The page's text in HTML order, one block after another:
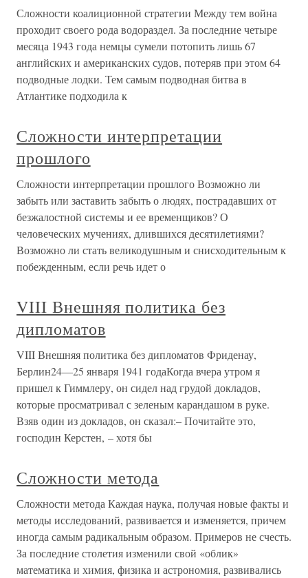
Сложности коалиционной стратегии Между тем война
проходит своего рода водораздел. За последние четыре
месяца 1943 года немцы сумели потопить лишь 67
английских и американских судов, потеряв при этом 64
подводные лодки. Тем самым подводная битва в
Атлантике подходила к
Сложности интерпретации
прошлого
Сложности интерпретации прошлого Возможно ли
забыть или заставить забыть о людях, пострадавших от
безжалостной системы и ее временщиков? О
человеческих мучениях, длившихся десятилетиями?
Возможно ли стать великодушным и снисходительным к
побежденным, если речь идет о
VIII Внешняя политика без
дипломатов
VIII Внешняя политика без дипломатов Фриденау,
Берлин24—25 января 1941 годаКогда вчера утром я
пришел к Гиммлеру, он сидел над грудой докладов,
которые просматривал с зеленым карандашом в руке.
Взяв один из докладов, он сказал:– Почитайте это,
господин Керстен, – хотя бы
Сложности метода
Сложности метода Каждая наука, получая новые факты и
методы исследований, развивается и изменяется, причем
иногда самым радикальным образом. Примеров не счесть.
За последние столетия изменили свой «облик»
математика и химия, физика и астрономия, развивались